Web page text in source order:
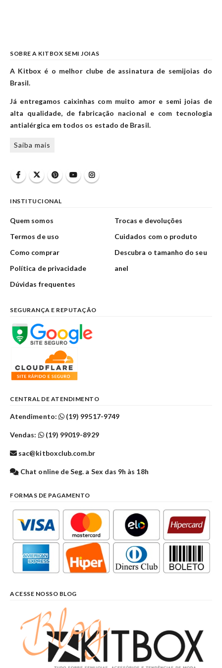
SOBRE A KITBOX SEMI JOIAS
A Kitbox é o melhor clube de assinatura de semijoias do
Brasil.
Já entregamos caixinhas com muito amor e semi joias de
alta qualidade, de fabricação nacional e com tecnologia
antialérgica em todos os estado de Brasil.
Saiba mais
INSTITUCIONAL
Quem somos
Termos de uso
Como comprar
Política de privacidade
Dúvidas frequentes
Trocas e devoluções
Cuidados com o produto
Descubra o tamanho do seu
anel
SEGURANÇA E REPUTAÇÃO
CENTRAL DE ATENDIMENTO
Atendimento: (19) 99517-9749
Vendas: (19) 99019-8929
sac@kitboxclub.com.br
Chat online de Seg. a Sex das 9h às 18h
FORMAS DE PAGAMENTO
ACESSE NOSSO BLOG